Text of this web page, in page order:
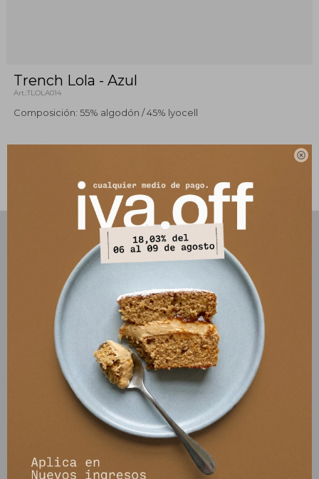

Trench Lola - Azul
TLOLA014
Composición: 55% algodón / 45% lyocell
PRODUCTOS QUE TE PUEDEN INTERESAR